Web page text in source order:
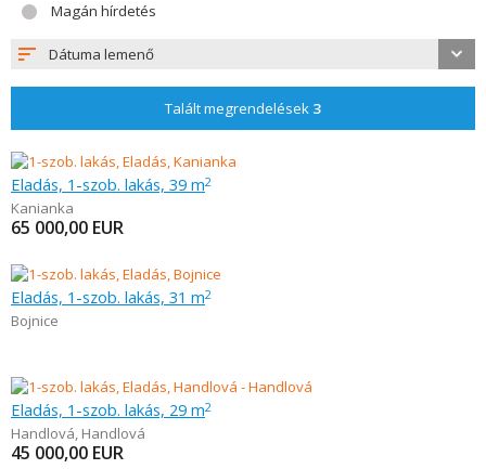
Magán hírdetés
Dátuma lemenő
Talált megrendelések 3
Eladás, 1-szob. lakás, 39 m2
Kanianka
65 000,00 EUR
Eladás, 1-szob. lakás, 31 m2
Bojnice
Eladás, 1-szob. lakás, 29 m2
Handlová, Handlová
45 000,00 EUR